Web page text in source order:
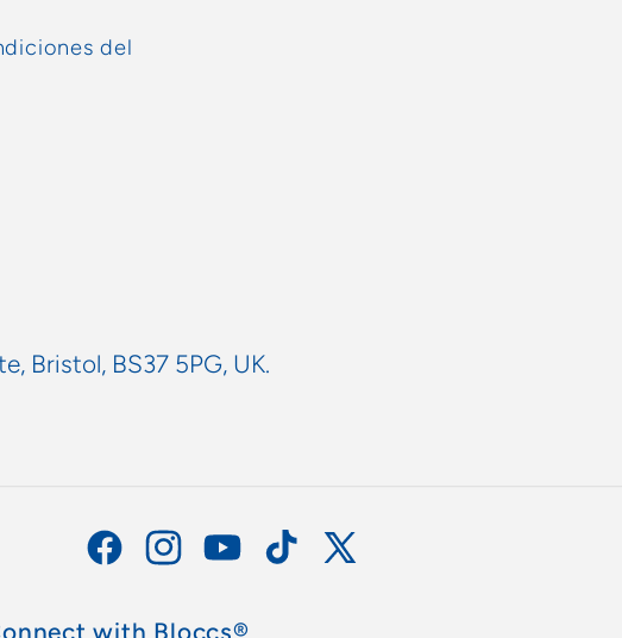
del
Bristol, BS37 5PG, UK.
FacebookInstagramYouTubeTikTok X
with Bloccs®